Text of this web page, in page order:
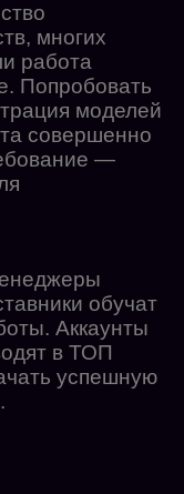
многих
работа
Попробовать
моделей
совершенно
—
обучат
Аккаунты
в ТОП
успешную